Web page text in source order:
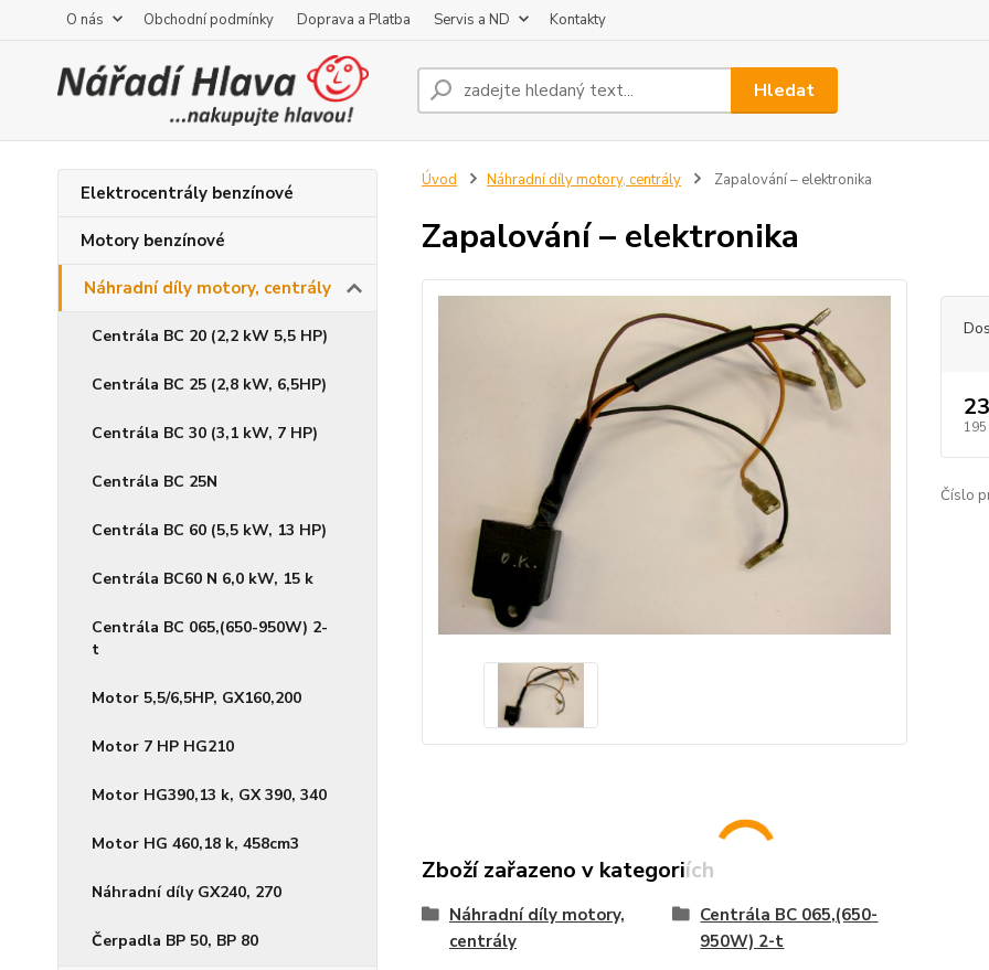
O nás Obchodní podmínky Doprava a Platba Servis a ND Kontakty
Hledat
Elektrocentrály benzínové
Motory benzínové
Náhradní díly motory, centrály
Centrála BC 20 (2,2 kW 5,5 HP)
Centrála BC 25 (2,8 kW, 6,5HP)
Centrála BC 30 (3,1 kW, 7 HP)
Centrála BC 25N
Centrála BC 60 (5,5 kW, 13 HP)
Centrála BC60 N 6,0 kW, 15 k
Centrála BC 065,(650-950W) 2-
t
Motor 5,5/6,5HP, GX160,200
Motor 7 HP HG210
Motor HG390,13 k, GX 390, 340
Motor HG 460,18 k, 458cm3
Náhradní díly GX240, 270
Čerpadla BP 50, BP 80
Úvod Náhradní díly motory, centrály Zapalování – elektronika
Zapalování – elektronika
195
Číslo
Zboží zařazeno v kategoriích
Náhradní díly motory,
centrály
Centrála BC 065,(650-
950W) 2-t